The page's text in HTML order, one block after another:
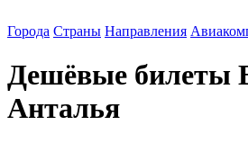
Города Страны Направления
Дешёвые билеты
Анталья